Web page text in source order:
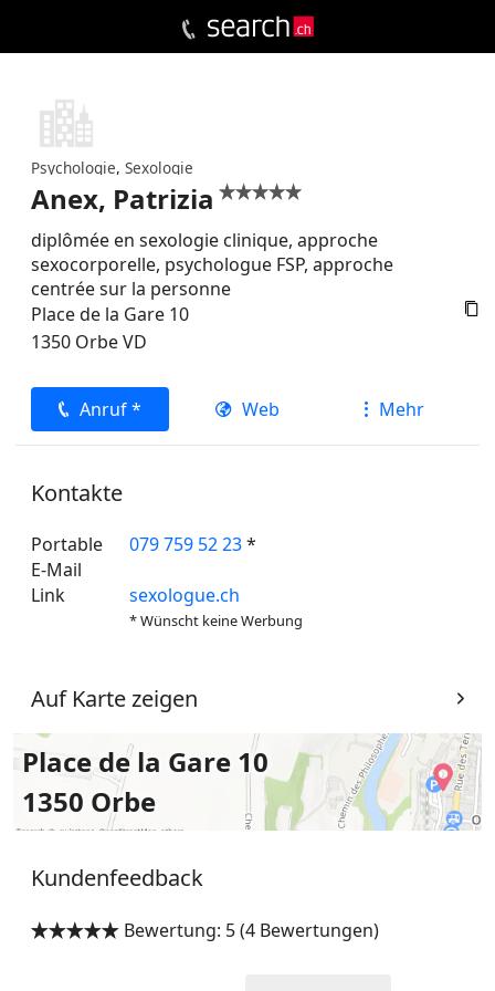
Psychologie, Sexologie
Anex, Patrizia 

diplômée en sexologie clinique, approche
sexocorporelle, psychologue FSP, approche
centrée sur la personne

Place de la Gare 10
1350 OrbeVD
Anruf * Web Mehr
Kontakte
Portable 079 759 52 23*
E-Mail
Link
sexologue.ch
* Wünscht keine Werbung
Auf Karte zeigen
Place de la Gare 10
1350 Orbe
Kundenfeedback

 Bewertung: 5 (4 Bewertungen)